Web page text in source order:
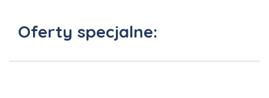
Oferty specjalne: